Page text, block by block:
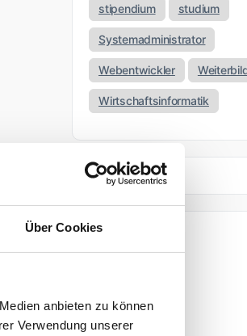
Über Cookies
anbieten zu können
Verwendung unserer
stipendium studium
Systemadministrator
Webentwickler
Wirtschaftsinformatik
April 2026
März 2026